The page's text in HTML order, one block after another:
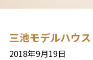
三池モデルハウ
2018年9月19日